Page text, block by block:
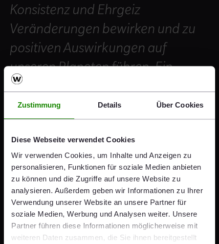
Zustimmung Details Über Cookies
Diese Webseite verwendet Cookies
Wir verwenden Cookies, um Inhalte und Anzeigen zu
personalisieren, Funktionen für soziale Medien anbieten
zu können und die Zugriffe auf unsere Website zu
analysieren. Außerdem geben wir Informationen zu Ihrer
Verwendung unserer Website an unsere Partner für
soziale Medien, Werbung und Analysen weiter. Unsere
Partner führen diese Informationen möglicherweise mit
weiteren Daten zusammen, die Sie ihnen bereitgestellt
Konsistenz und Ehrgeiz
Veränderungen bewirken und zu
positiven Auswirkungen auf
unseren Planeten führen. Ein
eindeutiges Zeichen, dass wir die
richtigen Schritte gesetzt haben.
Durch noch innovativere und
ökologischere Lösungen für
Neubau, Renovierung und
Infrastruktur im Bereich Wasser-
und Energiemanagement, sowie
durch unseren Einsatz für soziale
Themen, werden wir weiterhin die